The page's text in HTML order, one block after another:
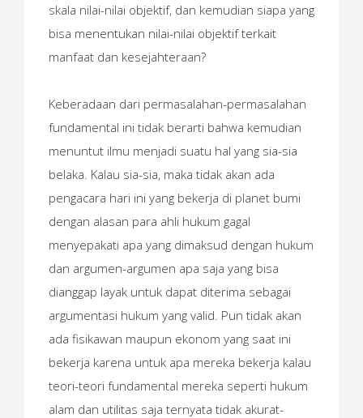
skala nilai-nilai objektif, dan kemudian siapa yang
bisa menentukan nilai-nilai objektif terkait
manfaat dan kesejahteraan?
Keberadaan dari permasalahan-permasalahan
fundamental ini tidak berarti bahwa kemudian
menuntut ilmu menjadi suatu hal yang sia-sia
belaka. Kalau sia-sia, maka tidak akan ada
pengacara hari ini yang bekerja di planet bumi
dengan alasan para ahli hukum gagal
menyepakati apa yang dimaksud dengan hukum
dan argumen-argumen apa saja yang bisa
dianggap layak untuk dapat diterima sebagai
argumentasi hukum yang valid. Pun tidak akan
ada fisikawan maupun ekonom yang saat ini
bekerja karena untuk apa mereka bekerja kalau
teori-teori fundamental mereka seperti hukum
alam dan utilitas saja ternyata tidak akurat-